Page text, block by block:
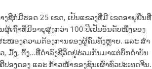
ຊີກໍມີຮອດ 25 ເຂດ, ເປັນແຂວງທີ່ມີ ເຂດອາຍຸຍືນທີ່
ຜູ້ເຖົ້າທີ່ມີອາຍຸສູງກວ່າ 100 ປີເປັນອັນດັບໜຶ່ງຂອງ
ະໜອງຄວາມຕ້ອງການຂອງຜູ້ຄົນທັງຫຼາຍ. ແລະ ສໍາ
, ມົ້ງ, ຕົ້ງ…ທີ່ດຳລົງຊີວິດຢູ່ຮ່ວມກັນມາແຕ່ບຶກດຳບັນ
ອງດອງ ແລະ ກ້າວໜ້າຂອງຊົນເຜົ່າທົ່ວປະເທດຈີນ.